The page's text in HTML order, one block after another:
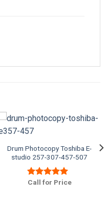
Drum Photocopy Toshiba E-
studio 257-307-457-507
Được xếp
Call for Price